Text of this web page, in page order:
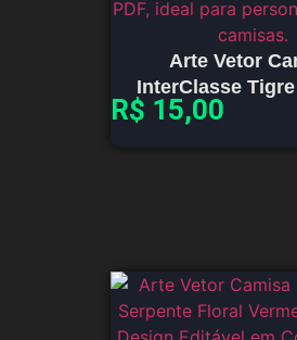
Arte Vetor
InterClasse
R$ 15,00